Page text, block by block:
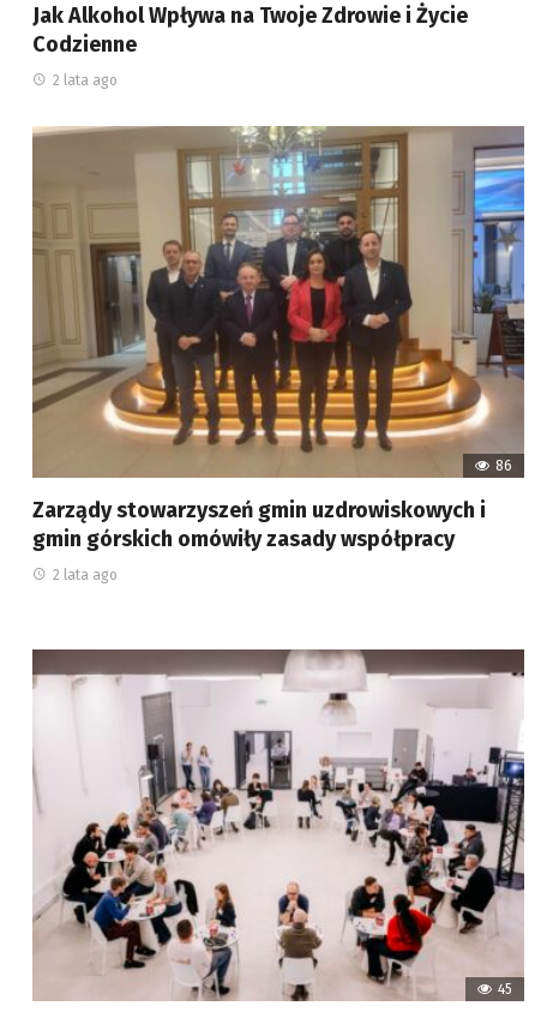
Jak Alkohol Wpływa na Twoje Zdrowie i Życie
Codzienne
2 lata ago
86
Zarządy stowarzyszeń gmin uzdrowiskowych i
gmin górskich omówiły zasady współpracy
2 lata ago
45